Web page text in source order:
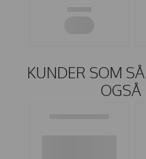
KUNDER SOM
OGSÅ